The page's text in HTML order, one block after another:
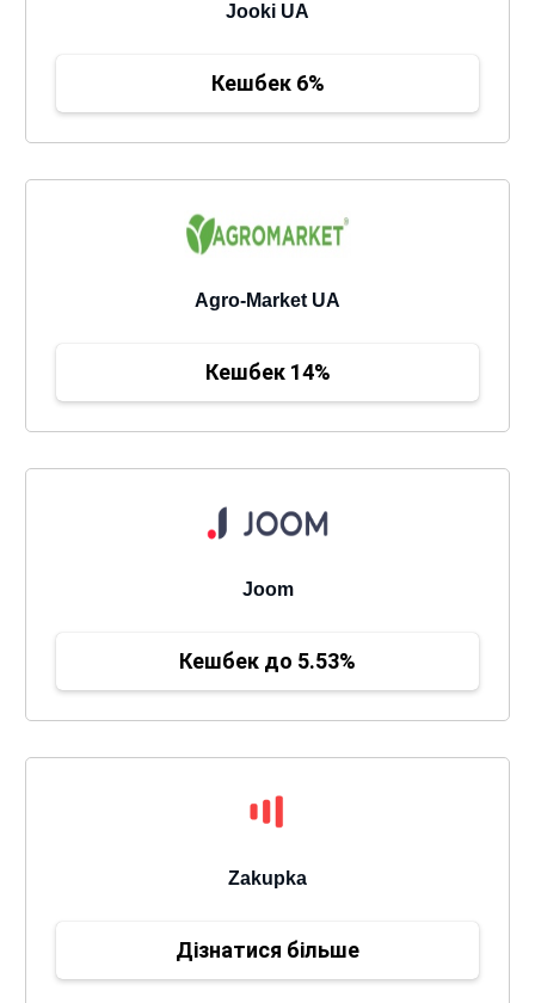
Jooki UA
Кешбек 6%
Agro-Market UA
Кешбек 14%
Joom
Кешбек до 5.53%
Zakupka
Дізнатися більше